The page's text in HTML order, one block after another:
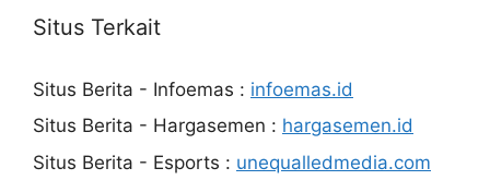
Situs Terkait
Situs Berita - Infoemas : infoemas.id
Situs Berita - Hargasemen : hargasemen.id
Situs Berita - Esports : unequalledmedia.com